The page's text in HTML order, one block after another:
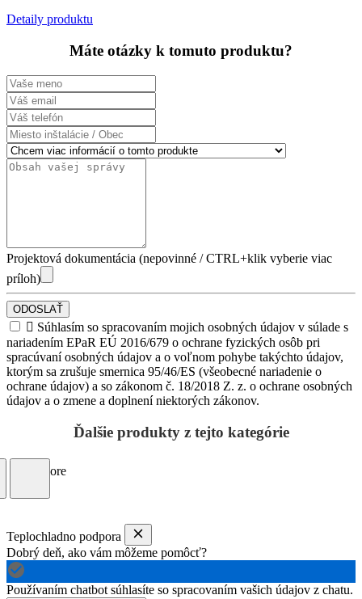
Detaily produktu
Máte otázky k tomuto produktu?
Projektová dokumentácia (nepovinné / CTRL+klik vyberie viac
príloh)
ODOSLAŤ
 Súhlasím so spracovaním mojich osobných údajov v súlade s
nariadením EPaR EÚ 2016/679 o ochrane fyzických osôb pri
spracúvaní osobných údajov a o voľnom pohybe takýchto údajov,
ktorým sa zrušuje smernica 95/46/ES (všeobecné nariadenie o
ochrane údajov) a so zákonom č. 18/2018 Z. z. o ochrane osobných
údajov a o zmene a doplnení niektorých zákonov.
Ďalšie produkty z tejto kategórie
Load more
Teplochladno podpora
Dobrý deň, ako vám môžeme pomôcť?
Používaním chatbot súhlasíte so spracovaním vašich údajov z chatu.